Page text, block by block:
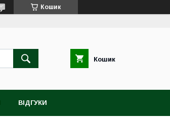
Кошик
Кошик
ВІДГУКИ